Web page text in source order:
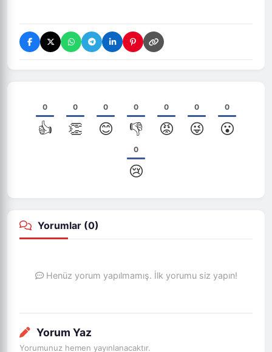
0
👍
0
👏
0
😊
0
👎
0
😡
0
😜
0
😮
0
😢
Yorumlar (0)
Henüz yorum yapılmamış. İlk yorumu siz yapın!
Yorum Yaz
Yorumunuz hemen yayınlanacaktır.